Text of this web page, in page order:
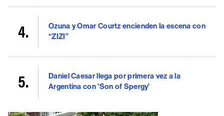
Ozuna y Omar Courtz encienden la escena con
“ZIZI”
Daniel Caesar llega por primera vez a la
Argentina con 'Son of Spergy'